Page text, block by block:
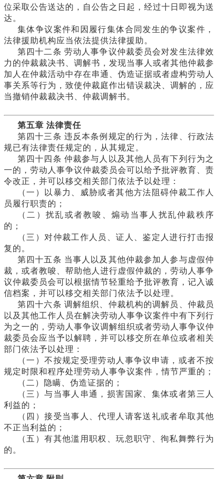
位采取公告送达的，自公告之日起，经过十日即视为送
达。
集体争议案件和因履行集体合同发生的争议案件，
法律援助机构应当依法提供法律援助。
第四十二条 劳动人事争议仲裁委员会对发生法律效
力的仲裁裁决书、调解书，发现当事人或者其他仲裁参
加人在仲裁活动中存在串通、伪造证据或者虚构劳动人
事关系等行为，致使仲裁庭作出错误裁决、调解的，应
当撤销仲裁裁决书、仲裁调解书。
第五章 法律责任
第四十三条 违反本条例规定的行为，法律、行政法
规已有法律责任规定的，从其规定。
第四十四条 仲裁参与人以及其他人员有下列行为之
一的，劳动人事争议仲裁委员会可以给予批评教育、责
令改正，并可以移交相关部门依法予以处理：
（一）以暴力、威胁或者其他方法阻碍仲裁工作人
员履行职责的；
（二）扰乱或者教唆、煽动当事人扰乱仲裁秩序
的；
（三）对仲裁工作人员、证人、鉴定人进行打击报
复的。
第四十五条 当事人以及其他仲裁参加人参与虚假仲
裁，或者教唆、帮助他人进行虚假仲裁的，劳动人事争
议仲裁委员会可以根据情节轻重给予批评教育，记入诚
信档案，并可以移交相关部门依法予以处理。
第四十六条 调解组织、仲裁机构的调解员、仲裁员
以及其他工作人员在解决劳动人事争议案件中有下列行
为之一的，劳动人事争议调解组织或者劳动人事争议仲
裁委员会应当予以解聘，并可以移交所在单位或者相关
部门依法予以处理：
（一）不按规定受理劳动人事争议申请，或者不按
规定时限和程序处理劳动人事争议案件，情节严重的；
（二）隐瞒、伪造证据的；
（三）与当事人串通，损害国家、集体或者第三人
利益的；
（四）接受当事人、代理人请客送礼或者牟取其他
不正当利益的；
（五）有其他滥用职权、玩忽职守、徇私舞弊行为
的。